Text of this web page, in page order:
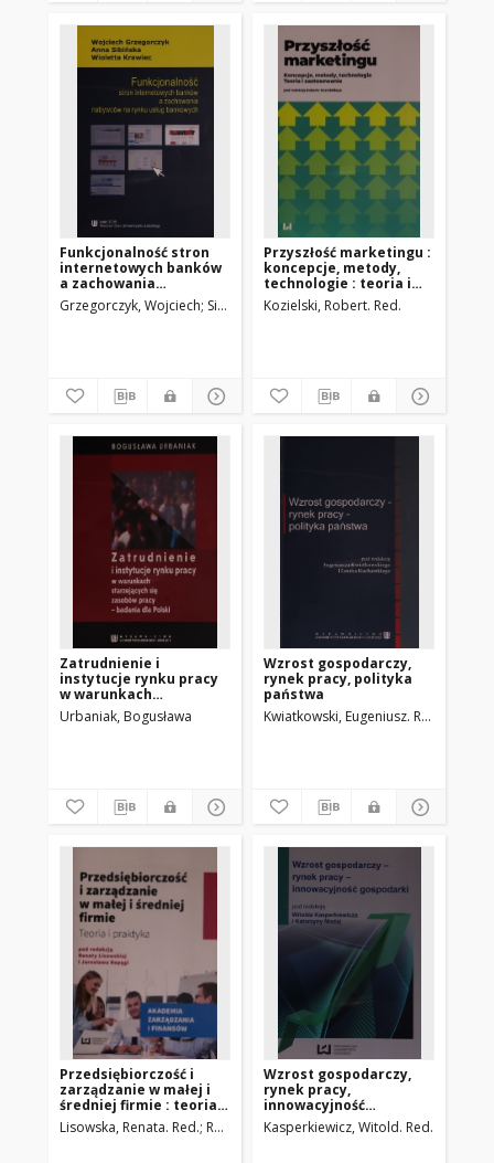
Funkcjonalność stron
internetowych banków
a zachowania
nabywców na rynku usłu
bankowych
Grzegorczyk, Wojciech Sibińska, Anna Krawiec, Wioletta
Przyszłość marketingu :
koncepcje, metody,
technologie : teoria i
zastosowanie
Kozielski, Robert. Red.
Zatrudnienie i
instytucje rynku pracy
w warunkach
starzejących się
zasobów pracy :
Urbaniak, Bogusława
Wzrost gospodarczy,
rynek pracy, polityka
państwa
Kwiatkowski, Eugeniusz. Red.
Przedsiębiorczość i
zarządzanie w małej i
średniej firmie : teoria i
praktyka
Lisowska, Renata. Red. Ropęga, Jarosław. Red.
Wzrost gospodarczy,
rynek pracy,
innowacyjność
gospodarki
Kasperkiewicz, Witold. Red.